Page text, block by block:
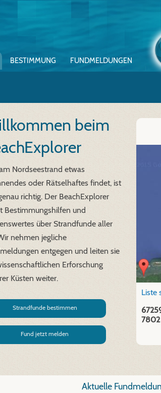
BESTIMMUNG FUNDMELDUNGEN
beim
Nordseestrand etwas
oder Rätselhaftes findet, ist
richtig. Der BeachExplorer
Bestimmungshilfen und
über Strandfunde aller
nehmen jegliche
entgegen und leiten sie
Erforschung
Küsten weiter.
Strandfunde bestimmen
Fund jetzt melden
Liste
7802
Aktuelle